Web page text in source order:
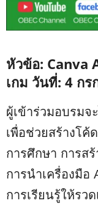
หัวข้อ: Canva
เกม วันที่: 4 ก
ผู้เข้าร่วมอบรมจ
เพื่อช่วยสร้างโค้
การศึกษา การส
การนำเครื่องมือ
การเรียนรู้ให้รว